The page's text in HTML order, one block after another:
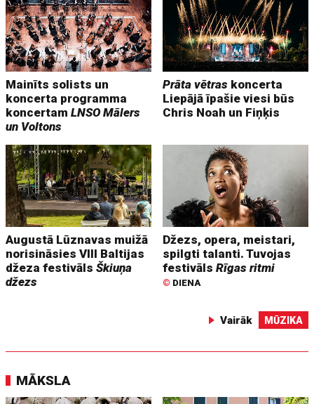
Mainīts solists un
koncerta programma
koncertamLNSO Mālers
un Voltons
Prāta vētras koncerta
Liepājā īpašie viesi būs
Chris Noah un Fiņķis
Augustā Lūznavas muižā
norisināsies VIII Baltijas
džeza festivālsŠkiuņa
džezs
Džezs, opera, meistari,
spilgti talanti. Tuvojas
festivālsRīgas ritmi
© DIENA
Vairāk MŪZIKA
MĀKSLA